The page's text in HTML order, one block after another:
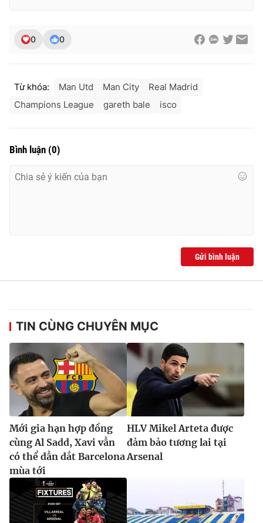
0 0
Từ khóa: Man Utd Man City
Real Madrid
Champions League
gareth bale isco
Bình luận (0)
Gửi bình luận
TIN CÙNG CHUYÊN MỤC
Mới gia hạn hợp đồng
cùng Al Sadd, Xavi vẫn
có thể dẫn dắt Barcelona
mùa tới
HLV Mikel Arteta được
đảm bảo tương lai tại
Arsenal